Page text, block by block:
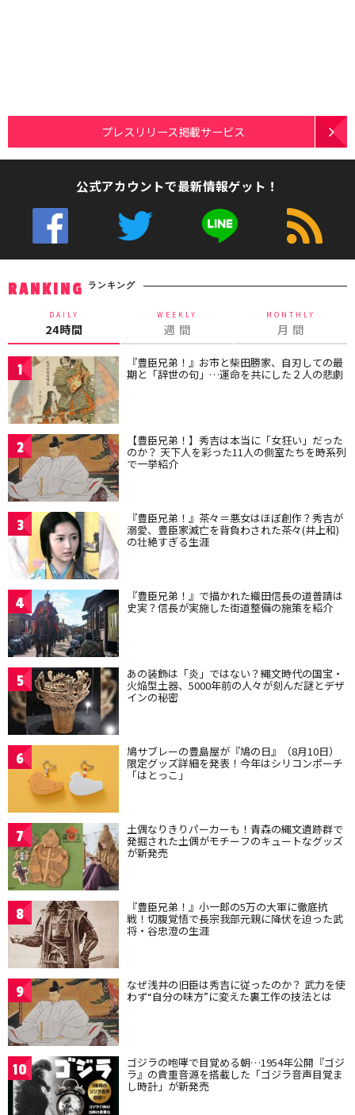
プレスリリース掲載サービス
公式アカウントで最新情報ゲット！
RANKING ランキング
DAILY
24時間
WEEKLY
週 間
MONTHLY
月 間
1 『豊臣兄弟！』お市と柴田勝家、自刃しての最
期と「辞世の句」…運命を共にした２人の悲劇
2 【豊臣兄弟！】秀吉は本当に「女狂い」だった
のか？ 天下人を彩った11人の側室たちを時系列
で一挙紹介
3 『豊臣兄弟！』茶々＝悪女はほぼ創作？秀吉が
溺愛、豊臣家滅亡を背負わされた茶々(井上和)
の壮絶すぎる生涯
4 『豊臣兄弟！』で描かれた織田信長の道普請は
史実？信長が実施した街道整備の施策を紹介
5 あの装飾は「炎」ではない？縄文時代の国宝・
火焔型土器、5000年前の人々が刻んだ謎とデザ
インの秘密
6 鳩サブレーの豊島屋が『鳩の日』（8月10日）
限定グッズ詳細を発表！今年はシリコンポーチ
「はとっこ」
7 土偶なりきりパーカーも！青森の縄文遺跡群で
発掘された土偶がモチーフのキュートなグッズ
が新発売
8 『豊臣兄弟！』小一郎の5万の大軍に徹底抗
戦！切腹覚悟で長宗我部元親に降伏を迫った武
将・谷忠澄の生涯
9 なぜ浅井の旧臣は秀吉に従ったのか？ 武力を使
わず“自分の味方”に変えた裏工作の技法とは
10 ゴジラの咆哮で目覚める朝…1954年公開『ゴジ
ラ』の貴重音源を搭載した「ゴジラ音声目覚ま
し時計」が新発売